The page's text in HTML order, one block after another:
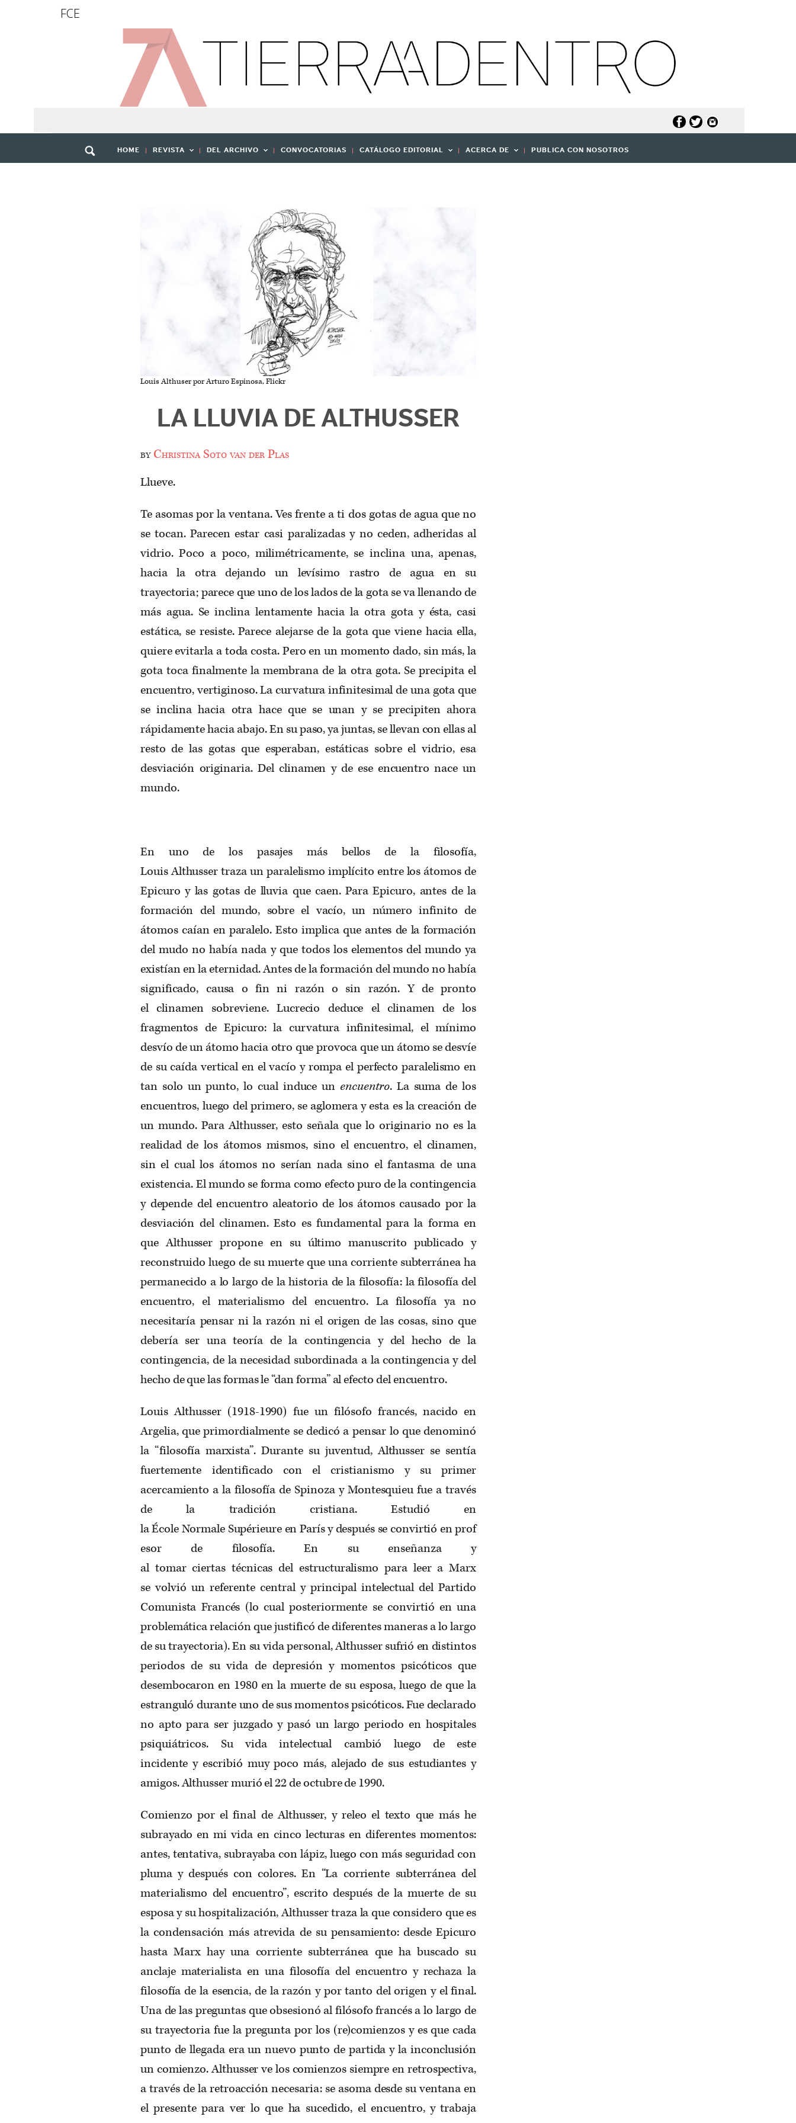
FCE
HOME REVISTA DEL ARCHIVO CONVOCATORIAS CATÁLOGO EDITORIAL ACERCA DE PUBLICA CON NOSOTROS
Louis Althuser por Arturo Espinosa, Flickr
LA LLUVIA DE ALTHUSSER
byChristina Soto van der Plas
Llueve.
Te asomas por la ventana. Ves frente a ti dos gotas de agua que no
se tocan. Parecen estar casi paralizadas y no ceden, adheridas al
vidrio. Poco a poco, milimétricamente, se inclinauna,apenas,
hacia la otra dejando un levísimo rastro de agua en su
trayectoria;parece que uno de los lados de la gota se va llenando de
más agua. Se inclina lentamente hacia la otra gotay ésta, casi
estática, se resiste. Parece alejarse de la gota que viene hacia ella,
quiere evitarlaa toda costa. Pero en un momento dado, sin más, la
gota toca finalmente la membrana de la otra gota. Se precipita el
encuentro, vertiginoso. La curvatura infinitesimal de una gota que
se inclina hacia otra hace que se unan y se precipiten ahora
rápidamente hacia abajo. En su paso, ya juntas, se llevan con ellas al
resto de las gotas que esperaban, estáticas sobre el vidrio, esa
desviación originaria. Del clinamen ydeese encuentro nace un
mundo.
En uno de los pasajes más bellos de la filosofía,
LouisAlthussertraza un paralelismo implícito entre los átomos de
Epicuro y las gotas de lluvia que caen. Para Epicuro, antes de la
formación del mundo, sobre el vacío, un número infinito de
átomos caían en paralelo. Esto implica que antes de la formación
del mudo no había nada y que todos los elementos del mundo ya
existían en la eternidad. Antes de la formación del mundo no había
significado, causa o fin ni razón o sin razón. Y de pronto
elclinamensobreviene. Lucrecio deduce elclinamende los
fragmentos de Epicuro: la curvatura infinitesimal, el mínimo
desvío de un átomo hacia otro que provoca que un átomo se desvíe
de su caída vertical en el vacío y rompa el perfecto paralelismo en
tan solo un punto, lo cual induce unencuentro. La suma de los
encuentros, luego del primero, se aglomera y esta es la creación de
un mundo. ParaAlthusser, esto señala que lo originario no es la
realidad de los átomos mismos, sino el encuentro, el clinamen,
sinelcual los átomos no serían nada sino el fantasma de una
existencia. El mundo se forma como efecto puro de la contingencia
y depende del encuentro aleatorio de los átomos causado por la
desviación delclinamen. Esto es fundamental para la forma en
queAlthusser propone en su último manuscrito publicado y
reconstruido luego de su muerte que una corriente subterránea ha
permanecido a lo largo de la historia de la filosofía: la filosofía del
encuentro, el materialismo del encuentro. La filosofía ya no
necesitaría pensar ni la razón ni el origen de las cosas, sino que
debería ser una teoría de la contingencia y del hecho de la
contingencia, de la necesidad subordinada a la contingencia y del
hecho de que las formas le “dan forma” al efecto del encuentro.
LouisAlthusser(1918-1990) fue un filósofo francés, nacido en
Argelia, que primordialmente se dedicó a pensar lo que denominó
la “filosofía marxista”. Durante su juventud,Althusser se sentía
fuertemente identificado con el cristianismo y su primer
acercamiento a la filosofíade Spinoza y Montesquieufue a través
de la tradición cristiana. Estudió en
laÉcoleNormale SupérieureenParísydespués seconvirtió enprof
esorde filosofía.En su enseñanzay
al tomar ciertas técnicas delestructuralismo para leer a Marx
sevolvió unreferentecentraly principal intelectual delPartido
Comunista Francés (lo cual posteriormente se convirtió en una
problemática relación que justificó de diferentes manerasa lo largo
desu trayectoria). En su vida personal,Althussersufrió en distintos
periodos de su vida de depresión y momentos psicóticos que
desembocaron en 1980 en la muerte de su esposa, luego de que la
estranguló durante uno de sus momentos psicóticos.Fue declarado
no apto para ser juzgado y pasó un largo periodo en hospitales
psiquiátricos. Su vida intelectual cambió luego de este
incidente yescribió muy poco más, alejado de sus estudiantes y
amigos.Althussermurió el 22 de octubre de 1990.
Comienzo por el final deAlthusser, y releo el texto que más he
subrayado en mi vida en cinco lecturas en diferentes momentos:
antes, tentativa, subrayaba con lápiz, luego con más seguridad con
pluma y después con colores. En “La corriente subterránea del
materialismo del encuentro”, escrito después de la muerte de su
esposa y su hospitalización,Althussertraza la que considero que es
la condensación más atrevida de su pensamiento: desde Epicuro
hasta Marx hay una corriente subterránea que ha buscado su
anclaje materialista en una filosofía del encuentro y rechaza la
filosofía de la esencia, de la razón y por tanto del origen y el final.
Una de las preguntas que obsesionó al filósofo francés a lo largo de
su trayectoria fue la pregunta por los (re)comienzos y es que cada
punto de llegada era un nuevo punto de partida y la inconclusión
un comienzo.Althusser ve los comienzos siempre en retrospectiva,
a través de la retroacción necesaria: se asoma desde su ventana en
el presente para ver lo que ha sucedido, el encuentro, y trabaja